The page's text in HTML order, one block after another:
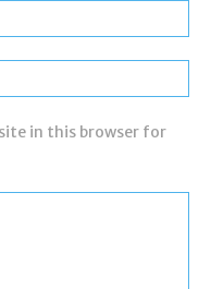
in this browser for